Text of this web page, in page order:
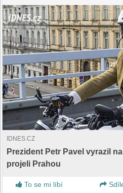
IDNES.CZ
Prezident Petr Pavel vyrazil
projeli Prahou
To se mi líbí